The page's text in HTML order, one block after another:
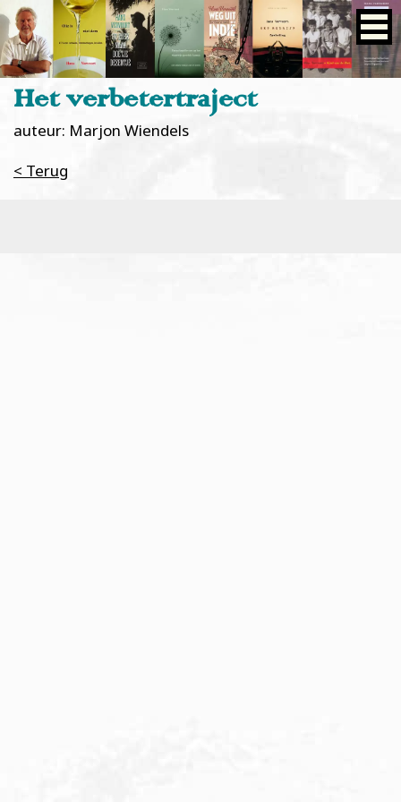
Het verbetertraject
auteur: Marjon Wiendels
< Terug